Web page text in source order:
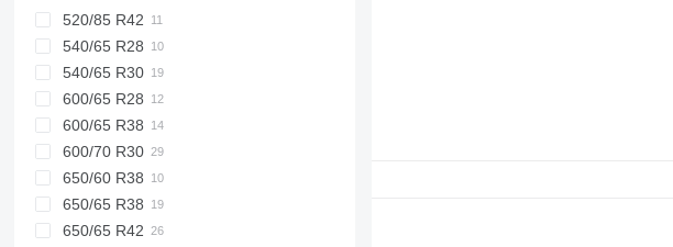
520/85 R42
540/65 R28
540/65 R30
600/65 R28
600/65 R38
600/70 R30
650/60 R38
650/65 R38
650/65 R42